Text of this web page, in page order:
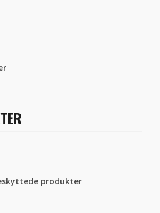
produkter